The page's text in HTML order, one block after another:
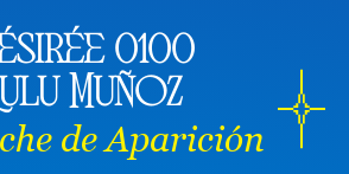
0100
Muñoz
de Aparición